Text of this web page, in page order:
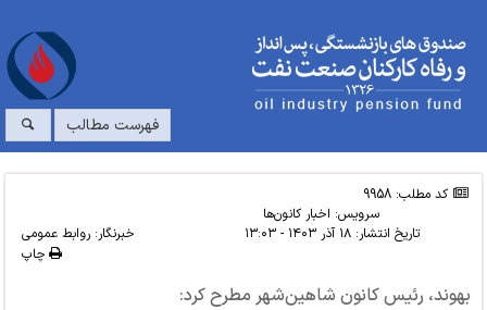
فهرست مطالب
کد مطلب: 9958
سرویس: اخبار کانون‌ها
تاریخ انتشار:۱۸ آذر ۱۴۰۳ - ۱۳:۰۳
خبرنگار: روابط عمومی
چاپ
بهوند، رئیس کانون شاهین‌شهر مطرح کرد: